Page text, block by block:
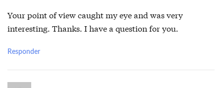
Your point of view caught my eye and was very
interesting. Thanks. I have a question for you.
Responder